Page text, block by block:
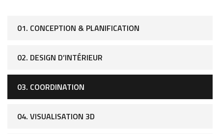
01. CONCEPTION & PLANIFICATION
02. DESIGN D’INTÉRIEUR
03. COORDINATION
04. VISUALISATION 3D